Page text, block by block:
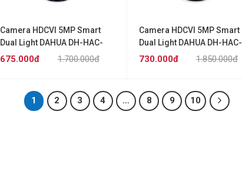
Camera HDCVI 5MP Smart
Dual Light DAHUA DH-HAC-
HDW1500TLMP-IL-A1.700.000đ
675.000đ
Camera HDCVI 5MP Smart
Dual Light DAHUA DH-HAC-
HDW1500TP-IL-A1.850.000đ
730.000đ
1 2 3 4 … 8 9 10